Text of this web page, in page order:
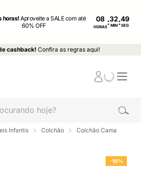
horas!Aproveite a SALE com até
60% OFF
08
HORAS: MIN : SEG
cashback! Confira as regras aqui!
Infantis Colchão Colchão Cama
-16%